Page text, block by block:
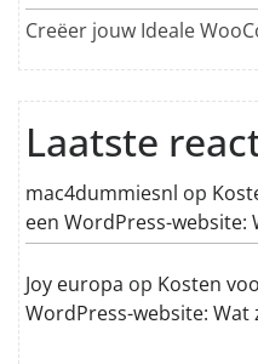
Creëer jouw Ideale
Laatste
mac4dummiesnl op
een WordPress-website:
Joy europa op Kosten
WordPress-website: Wat